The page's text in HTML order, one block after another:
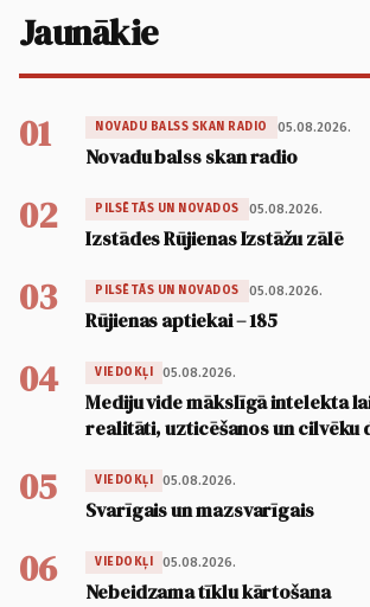
Jaunākie
01 NOVADU BALSS SKAN RADIO 05.08.2026.
Novadu balss skan radio
02 PILSĒTĀS UN NOVADOS 05.08.2026.
Izstādes Rūjienas Izstāžu zālē
03 PILSĒTĀS UN NOVADOS 05.08.2026.
Rūjienas aptiekai – 185
04 VIEDOKĻI 05.08.2026.
Mediju vide mākslīgā intelekta
realitāti, uzticēšanos un cilvēku
05 VIEDOKĻI 05.08.2026.
Svarīgais un mazsvarīgais
06 VIEDOKĻI 05.08.2026.
Nebeidzama tīklu kārtošana